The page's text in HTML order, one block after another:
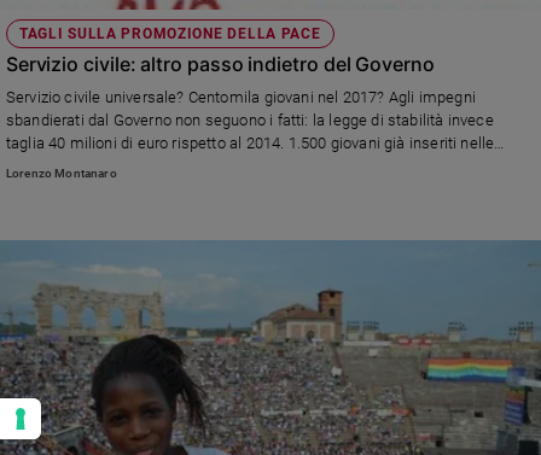
TAGLI SULLA PROMOZIONE DELLA PACE
Servizio civile: altro passo indietro del Governo
Servizio civile universale? Centomila giovani nel 2017? Agli impegni
sbandierati dal Governo non seguono i fatti: la legge di stabilità invece
taglia 40 milioni di euro rispetto al 2014. 1.500 giovani già inseriti nelle
graduatorie per il 2014-2015 potrebbero rimanere esclusi.
Lorenzo Montanaro